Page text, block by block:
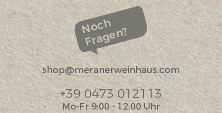
Noch
Fragen?
shop@meranerweinhaus.com
+39 0473 012113
Mo-Fr 9:00 - 12:00 Uhr